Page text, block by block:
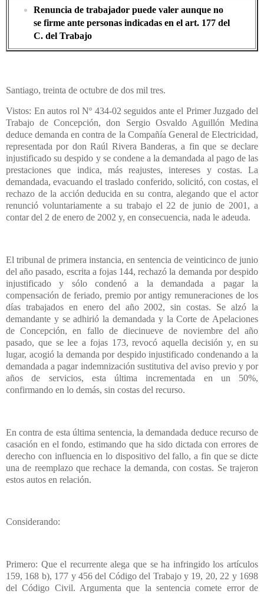
Renuncia de trabajador puede valer aunque no
se firme ante personas indicadas en el art. 177 del
C. del Trabajo
Santiago, treinta de octubre de dos mil tres.
Vistos: En autos rol Nº 434-02 seguidos ante el Primer Juzgado del
Trabajo de Concepción, don Sergio Osvaldo Aguillón Medina
deduce demanda en contra de la Compañía General de Electricidad,
representada por don Raúl Rivera Banderas, a fin que se declare
injustificado su despido y se condene a la demandada al pago de las
prestaciones que indica, más reajustes, intereses y costas. La
demandada, evacuando el traslado conferido, solicitó, con costas, el
rechazo de la acción deducida en su contra, alegando que el actor
renunció voluntariamente a su trabajo el 22 de junio de 2001, a
contar del 2 de enero de 2002 y, en consecuencia, nada le adeuda.
El tribunal de primera instancia, en sentencia de veinticinco de junio
del año pasado, escrita a fojas 144, rechazó la demanda por despido
injustificado y sólo condenó a la demandada a pagar la
compensación de feriado, premio por antigy remuneraciones de los
días trabajados en enero del año 2002, sin costas. Se alzó la
demandante y se adhirió la demandada y la Corte de Apelaciones
de Concepción, en fallo de diecinueve de noviembre del año
pasado, que se lee a fojas 173, revocó aquella decisión y, en su
lugar, acogió la demanda por despido injustificado condenando a la
demandada a pagar indemnización sustitutiva del aviso previo y por
años de servicios, esta última incrementada en un 50%,
confirmando en lo demás, sin costas del recurso.
En contra de esta última sentencia, la demandada deduce recurso de
casación en el fondo, estimando que ha sido dictada con errores de
derecho con influencia en lo dispositivo del fallo, a fin que se dicte
una de reemplazo que rechace la demanda, con costas. Se trajeron
estos autos en relación.
Considerando:
Primero: Que el recurrente alega que se ha infringido los artículos
159, 168 b), 177 y 456 del Código del Trabajo y 19, 20, 22 y 1698
del Código Civil. Argumenta que la sentencia comete error de